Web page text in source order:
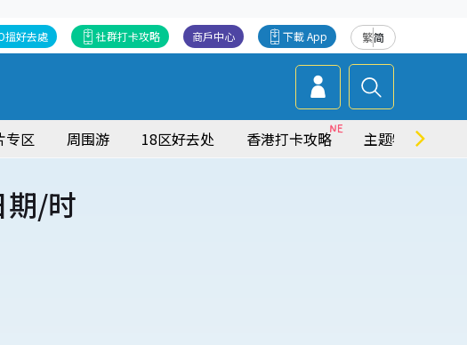
繁简
下載 App
商戶中心
社群打卡攻略
搵好去處
专区 周围游 18区好去处 香港打卡攻略 主题特集
期/时